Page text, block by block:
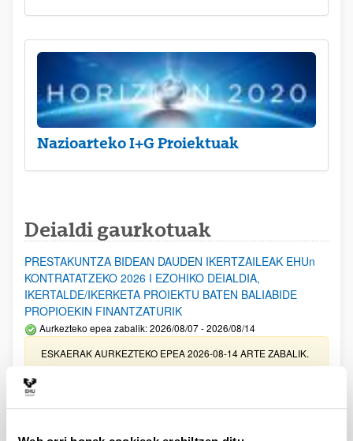
Nazioarteko I+G Proiektuak
Deialdi gaurkotuak
PRESTAKUNTZA BIDEAN DAUDEN IKERTZAILEAK EHUn
KONTRATATZEKO 2026 I EZOHIKO DEIALDIA,
IKERTALDE/IKERKETA PROIEKTU BATEN BALIABIDE
PROPIOEKIN FINANTZATURIK
Aurkezteko epea zabalik: 2026/08/07 - 2026/08/14
ESKAERAK AURKEZTEKO EPEA 2026-08-14 ARTE ZABALIK.
UPV/EHUn Azpiegitura Zientifikoa eta Funts Bibliografikoak
erosi eta berritzeko laguntzak 2026